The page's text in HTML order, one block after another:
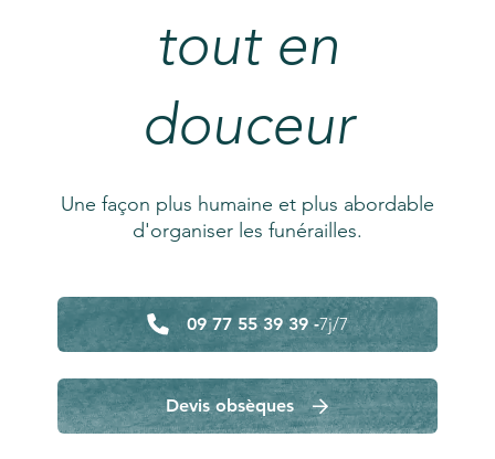
tout en
douceur
Une façon plus humaine et plus abordable
d'organiser les funérailles.
09 77 55 39 39 -7j/7
Devis obsèques